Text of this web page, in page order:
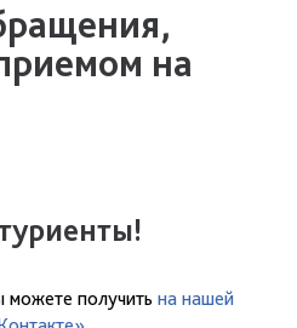
на
можете получить на нашей